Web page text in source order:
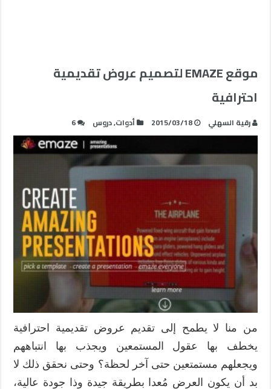
موقع EMAZE لتصميم عروض تقديمية
احترافية
رقية السهلي 2015/03/18 أدوات,دروس 6
من منا لا يطمح إلى تقديم عروض تقديمية احترافية
يخطف بها عقول المستمعين ويجذب بها انتباههم
ويجعلهم مستمتعين حتى آخر لحظة؟ وحتى نحقق ذلك لا
بد أن يكون العرض مُعدا بطريقة جيدة وذا جودة عالية،